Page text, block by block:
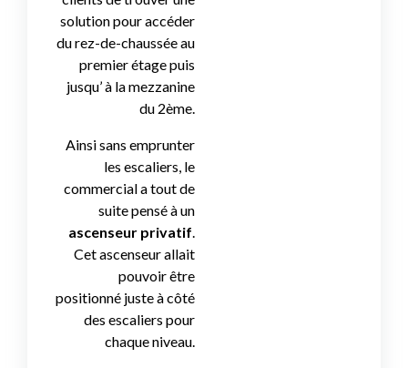
solution pour accéder
du rez-de-chaussée au
premier étage puis
jusqu’ à la mezzanine
du 2ème.
Ainsi sans emprunter
les escaliers, le
commercial a tout de
suite pensé à un
ascenseur privatif.
Cet ascenseur allait
pouvoir être
positionné juste à côté
des escaliers pour
chaque niveau.